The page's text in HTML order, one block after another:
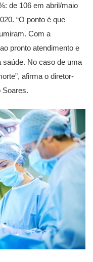
de 106 em abril/maio
“O ponto é que
Com a
pronto atendimento e
saúde. No caso de uma
afirma o diretor-
Soares.